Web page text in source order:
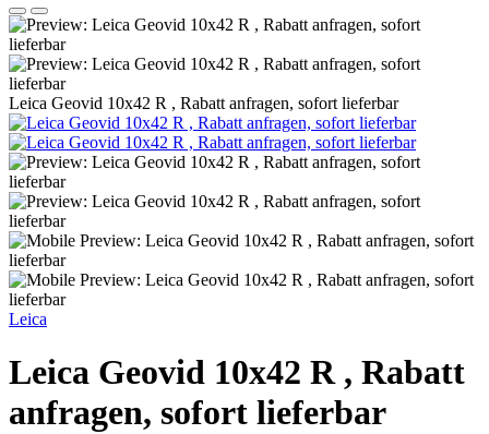
Leica Geovid 10x42 R , Rabatt anfragen, sofort lieferbar
Leica
Leica Geovid 10x42 R , Rabatt
anfragen, sofort lieferbar